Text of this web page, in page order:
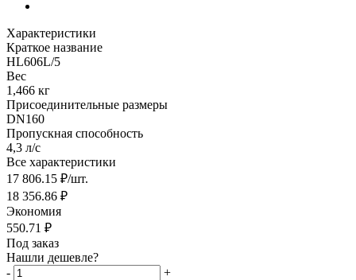
Характеристики
Краткое название
HL606L/5
Вес
1,466 кг
Присоединительные размеры
DN160
Пропускная способность
4,3 л/с
Все характеристики
17 806.15 ₽/шт.
18 356.86 ₽
Экономия
550.71 ₽
Под заказ
Нашли дешевле?
-
+